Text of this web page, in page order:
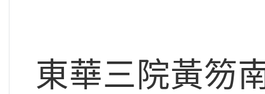
東華三院黃笏